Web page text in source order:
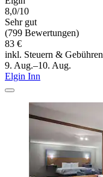
8,0/10
Sehr gut
(799 Bewertungen)
83 €
inkl. Steuern & Gebühren
9. Aug.–10. Aug.
Elgin Inn